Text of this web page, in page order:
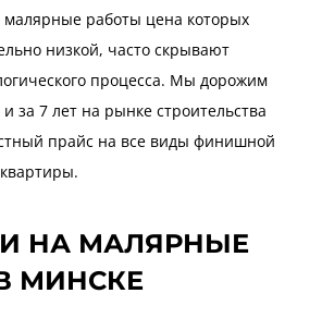
малярные работы цена которых
низкой, часто скрывают
процесса. Мы дорожим
за 7 лет на рынке строительства
прайс на все виды финишной
НА МАЛЯРНЫЕ
МИНСКЕ